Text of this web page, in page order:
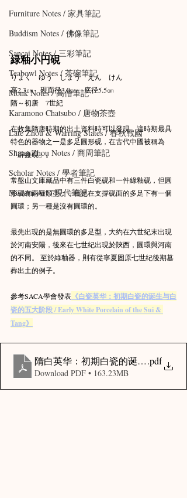
Furniture Notes / 家具筆記
Buddism Notes / 佛像筆記
Sancai Notes / 三彩筆記
Teabowl Notes / 茶碗筆記
Monk Notes / 高僧筆記
Karamono Chatsubo / 唐物茶壺
Late Zhou & Warring States / 春秋戰國
Shang Zhou Notes / 商周筆記
Scholar Notes / 學者筆記
Modern Art / 現代筆記
緑釉小円硯
りょく　ゆう　しょう　えん　けん
高2.3㎝　硯面径3.0㎝　底径5.5㎝
隋～初唐　7世紀
在收集隋唐時期的出土資料時可以發現，這時期最具
特色的器物之一是多足圓形砚，在古代中國被稱為
「辟雍硯」。
常盤山文庫藏品中有三件白瓷砚和一件綠釉砚，但圓
形砚有兩種類型：一種是在支撐砚面的多足下有一個
圓環；另一種是沒有圓環的。
最先出現的是無圓環的多足型，大約在六世紀末出現
於河南安陽，後來在七世紀出現於陝西，圓環與河南
的不同。 至於綠釉器，則有從寧夏固原七世紀後期墓
葬出土的例子。
參考SACA學會發表 《白瓷英华：初期白瓷的诞生与白
瓷的五大阶段 / Early White Porcelain of the Sui &
Tang》
隋白英华：初期白瓷的诞生与「隋白
.pdf
Download PDF • 163.23MB